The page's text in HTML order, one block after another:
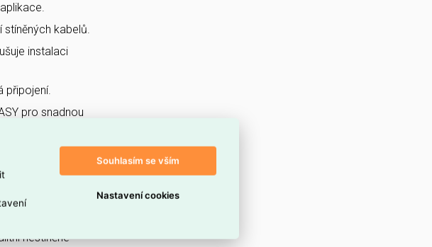
kabelů.
instalaci
připojení.
pro snadnou
nestíněné
Souhlasím se vším
Nastavení cookies